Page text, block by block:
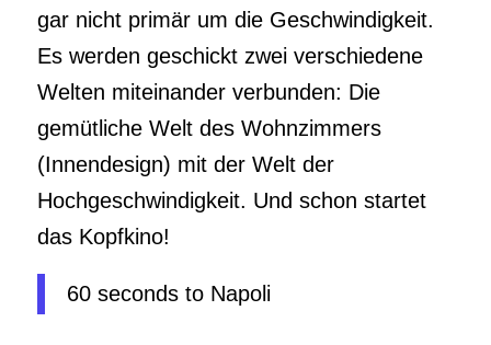
gar nicht primär um die Geschwindigkeit.
Es werden geschickt zwei verschiedene
Welten miteinander verbunden: Die
gemütliche Welt des Wohnzimmers
(Innendesign) mit der Welt der
Hochgeschwindigkeit. Und schon startet
das Kopfkino!
60 seconds to Napoli